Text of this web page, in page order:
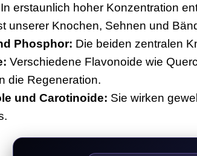
In erstaunlich hoher Konzentration
unserer Knochen, Sehnen und
Phosphor: Die beiden zentralen
Verschiedene Flavonoide wie
die Regeneration.
und Carotinoide: Sie wirken